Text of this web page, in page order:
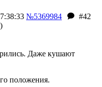
№5369984
#42
)
Даже кушают
положения.